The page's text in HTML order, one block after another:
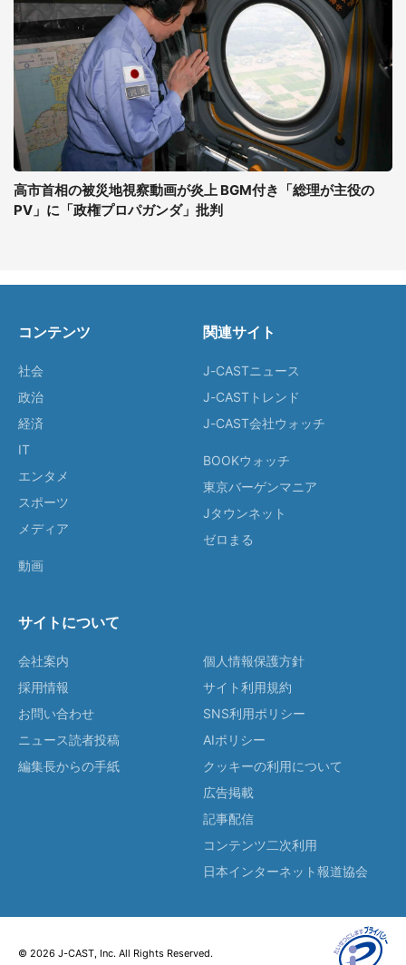
高市首相の被災地視察動画が炎上 BGM付き「総理が主役の
PV」に「政権プロパガンダ」批判
コンテンツ
社会
政治
経済
IT
エンタメ
スポーツ
メディア
動画
関連サイト
J-CASTニュース
J-CASTトレンド
J-CAST会社ウォッチ
BOOKウォッチ
東京バーゲンマニア
Jタウンネット
ゼロまる
サイトについて
会社案内
採用情報
お問い合わせ
ニュース読者投稿
編集長からの手紙
個人情報保護方針
サイト利用規約
SNS利用ポリシー
AIポリシー
クッキーの利用について
広告掲載
記事配信
コンテンツ二次利用
日本インターネット報道協会
© 2026 J-CAST, Inc. All Rights Reserved.